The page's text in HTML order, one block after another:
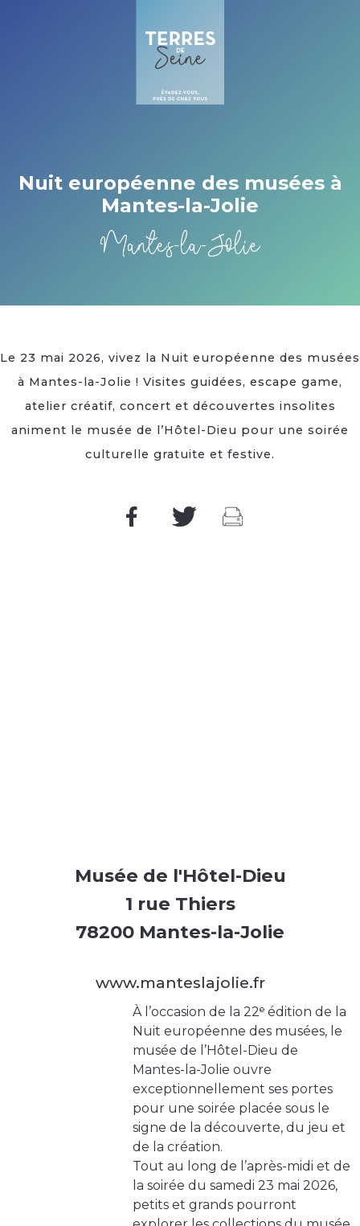
Nuit européenne des musées à
Mantes-la-Jolie
Mantes-la-Jolie
Le 23 mai 2026, vivez la Nuit européenne des musées
à Mantes-la-Jolie ! Visites guidées, escape game,
atelier créatif, concert et découvertes insolites
animent le musée de l’Hôtel-Dieu pour une soirée
culturelle gratuite et festive.
Musée de l'Hôtel-Dieu
1 rue Thiers
78200 Mantes-la-Jolie
www.manteslajolie.fr
À l’occasion de la 22ᵉ édition de la
Nuit européenne des musées, le
musée de l’Hôtel-Dieu de
Mantes-la-Jolie ouvre
exceptionnellement ses portes
pour une soirée placée sous le
signe de la découverte, du jeu et
de la création.
Tout au long de l’après-midi et de
la soirée du samedi 23 mai 2026,
petits et grands pourront